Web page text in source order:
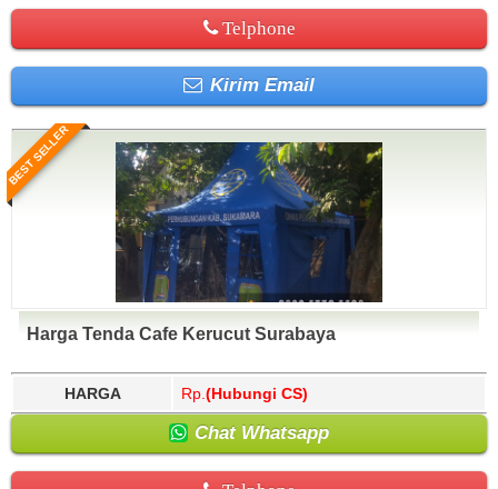
Telphone
Kirim Email
BEST SELLER
Harga Tenda Cafe Kerucut Surabaya
HARGA Rp. (Hubungi CS)
Chat Whatsapp